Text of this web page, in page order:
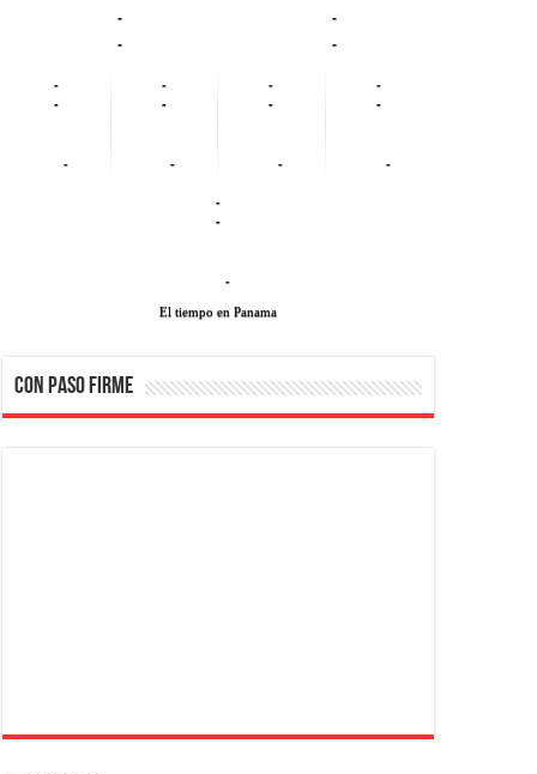
-
-
-
-
-
-
-
-
-
-
-
-
-
-
-
-
-
-
-
El tiempo en Panama
CON PASO FIRME